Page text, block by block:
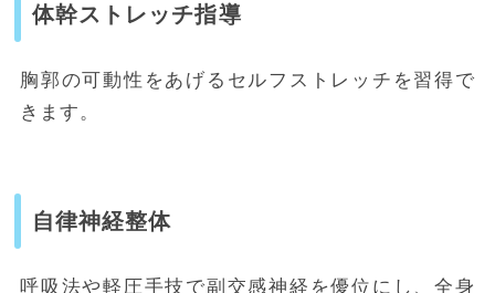
体幹ストレッチ指導
胸郭の可動性をあげるセルフストレッチを習得で
きます。
自律神経整体
呼吸法や軽圧手技で副交感神経を優位にし、全身